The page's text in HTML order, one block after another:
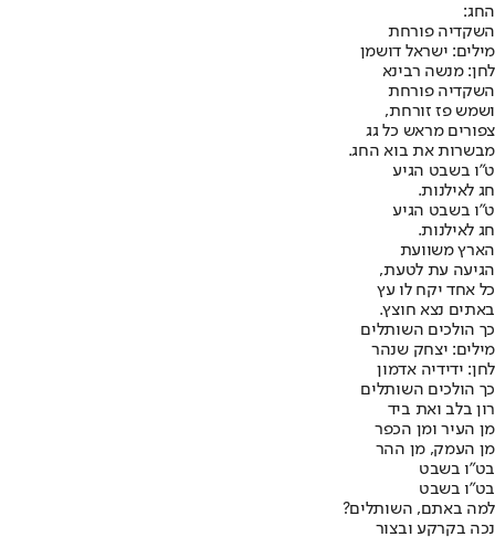
החג:
השקדיה פורחת
מילים: ישראל דושמן
לחן: מנשה רבינא
השקדיה פורחת
ושמש פז זורחת,
צפורים מראש כל גג
מבשרות את בוא החג.
ט"ו בשבט הגיע
חג לאילנות.
ט"ו בשבט הגיע
חג לאילנות.
הארץ משוועת
הגיעה עת לטעת,
כל אחד יקח לו עץ
באתים נצא חוצץ.
כך הולכים השותלים
מילים: יצחק שנהר
לחן: ידידיה אדמון
כך הולכים השותלים
רון בלב ואת ביד
מן העיר ומן הכפר
מן העמק, מן ההר
בט"ו בשבט
בט"ו בשבט
למה באתם, השותלים?
נכה בקרקע ובצור